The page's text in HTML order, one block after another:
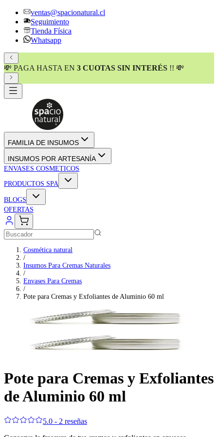
ventas@spacionatural.cl
Seguimiento
Tienda Física
Whatsapp
💸 PAGA HASTA EN 3 CUOTAS SIN INTERÉS !! 💸
FAMILIA DE INSUMOS
INSUMOS POR ARTESANÍA
ENVASES COSMETICOS
PRODUCTOS SPA
BLOGS
OFERTAS
Cosmética natural
/
Insumos Para Cremas Naturales
/
Envases Para Cremas
/
Pote para Cremas y Exfoliantes de Aluminio 60 ml
Pote para Cremas y Exfoliantes
de Aluminio 60 ml
5.0 - 2 reseñas